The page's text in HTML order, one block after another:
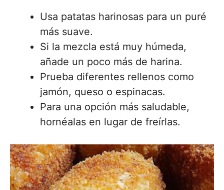
Usa patatas harinosas para un puré
más suave.
Si la mezcla está muy húmeda,
añade un poco más de harina.
Prueba diferentes rellenos como
jamón, queso o espinacas.
Para una opción más saludable,
hornéalas en lugar de freírlas.